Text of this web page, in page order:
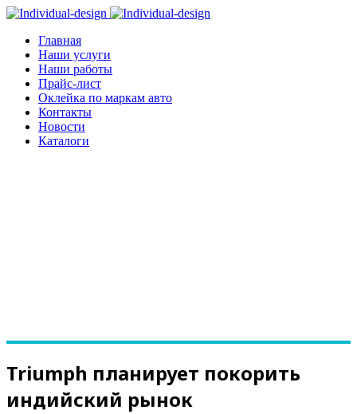
Главная
Наши услуги
Наши работы
Прайс-лист
Оклейка по маркам авто
Контакты
Новости
Каталоги
Triumph планирует покорить
индийский рынок